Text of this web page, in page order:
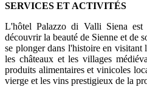
SERVICES ET ACTIVITÉS
L'hôtel Palazzo di Valli Siena
découvrir la beauté de Sienne et de
se plonger dans l'histoire en visitant
les châteaux et les villages
produits alimentaires et vinicoles
vierge et les vins prestigieux de la